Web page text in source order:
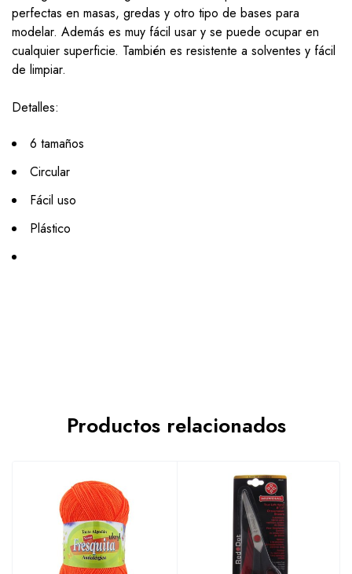
perfectas en masas, gredas y otro tipo de bases para
modelar. Además es muy fácil usar y se puede ocupar en
cualquier superficie. También es resistente a solventes y fácil
de limpiar.
Detalles:
6 tamaños
Circular
Fácil uso
Plástico
Productos relacionados